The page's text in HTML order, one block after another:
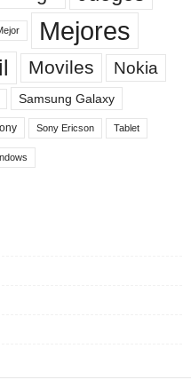
Mejores
Moviles Nokia
Samsung Galaxy
Sony Ericson Tablet